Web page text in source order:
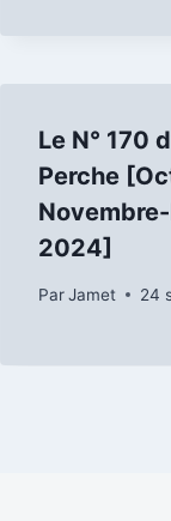
Le N° 170
Perche
2024]
ParJamet 24